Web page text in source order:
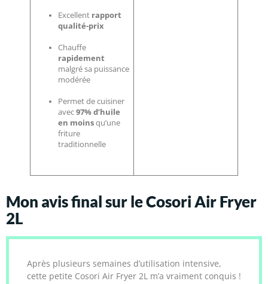
Excellent rapport
qualité-prix
Chauffe
rapidement
malgré sa puissance
modérée
Permet de cuisiner
avec97% d’huile
en moinsqu’une
friture
traditionnelle
Mon avis final sur le Cosori Air Fryer
2L
Après plusieurs semaines d’utilisation intensive,
cette petite Cosori Air Fryer 2L m’a vraiment conquis !